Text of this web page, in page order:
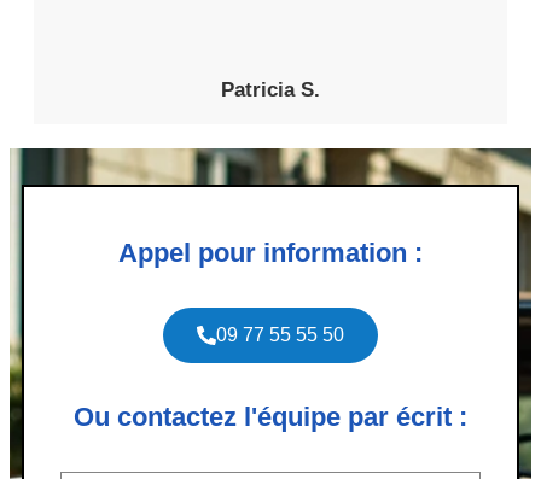
Patricia S.
Appel pour information :
09 77 55 55 50
Ou contactez l'équipe par écrit :